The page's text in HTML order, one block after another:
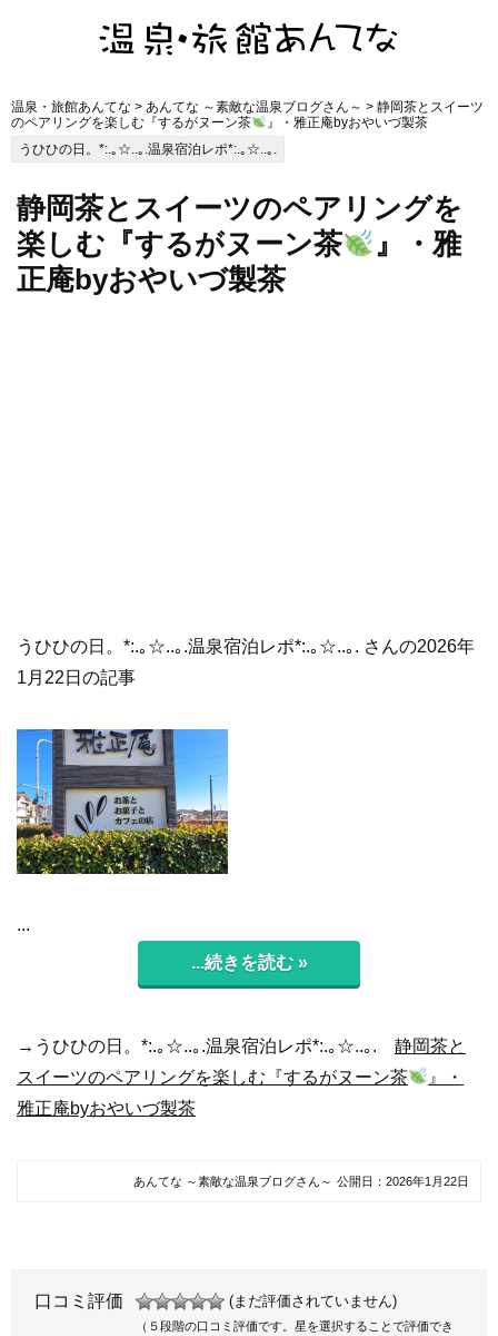
温泉・旅館あんてな > あんてな ～素敵な温泉ブログさん～ > 静岡茶とスイーツ
のペアリングを楽しむ『するがヌーン茶
』・雅正庵byおやいづ製茶
うひひの日。*:.｡☆..｡.温泉宿泊レポ*:.｡☆..｡.
静岡茶とスイーツのペアリングを
楽しむ『するがヌーン茶
』・雅
正庵byおやいづ製茶
うひひの日。*:.｡☆..｡.温泉宿泊レポ*:.｡☆..｡. さんの2026年
1月22日の記事
...
...続きを読む »
→うひひの日。*:.｡☆..｡.温泉宿泊レポ*:.｡☆..｡. 静岡茶と
スイーツのペアリングを楽しむ『するがヌーン茶
』・
雅正庵byおやいづ製茶
あんてな ～素敵な温泉ブログさん～ 公開日： 2026年1月22日
口コミ評価 (まだ評価されていません)
（５段階の口コミ評価です。星を選択することで評価でき